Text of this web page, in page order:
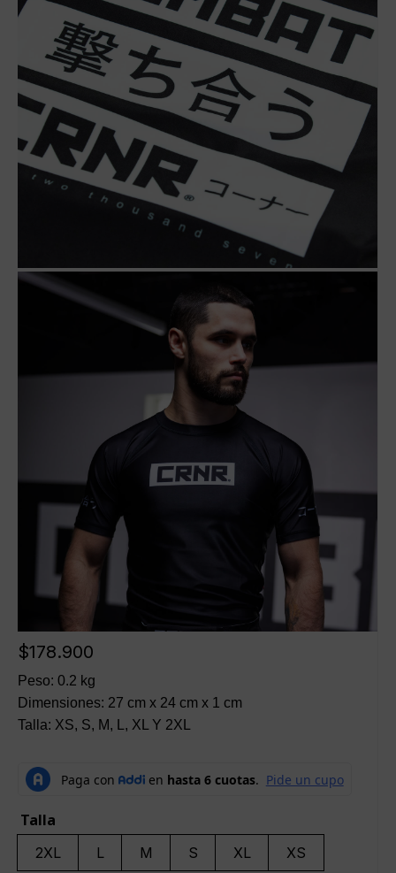
$178.900
Peso: 0.2 kg
Dimensiones: 27 cm x 24 cm x 1 cm
Talla: XS, S, M, L, XL Y 2XL
Talla
2XL L M S XL XS